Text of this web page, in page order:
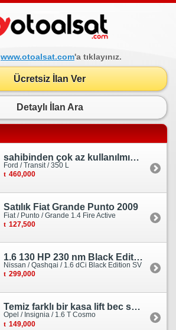
www.otoalsat.com'a tıklayınız.
Ücretsiz İlan Ver
Detaylı İlan Ara
sahibinden çok az kullanılmış orjinal ford transit
Ford / Transit / 350 L
460,000
Satılık Fiat Grande Punto 2009
Fiat / Punto / Grande 1.4 Fire Active
127,500
1.6 130 HP 230 nm Black Edition servis bakımlı
Nissan / Qashqai / 1.6 dCi Black Edition SV
299,000
Temiz farklı bir kasa lift bec sedan görünümlü heçbek
Opel / Insignia / 1.6 T Cosmo
149,000